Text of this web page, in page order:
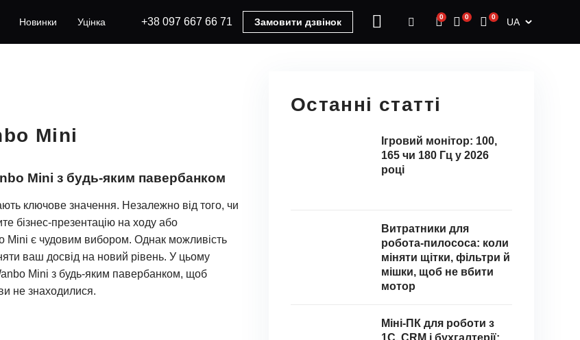
Новинки Уцінка +38 097 667 66 71 Замовити дзвінок 0 0 0 UA
Mini
Mini з будь-яким павербанком
ключове значення. Незалежно від того, чи
бізнес-презентацію на ходу або
Mini є чудовим вибором. Однак можливість
ваш досвід на новий рівень. У цьому
Mini з будь-яким павербанком, щоб
не знаходилися.
Останні статті
Ігровий монітор: 100,
165 чи 180 Гц у 2026
році
Витратники для
робота-пилососа: коли
міняти щітки, фільтри й
мішки, щоб не вбити
мотор
Міні-ПК для роботи з
1С, CRM і бухгалтерії: